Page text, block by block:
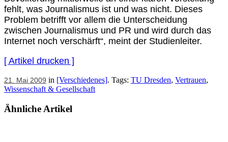
fehlt, was Journalismus ist und was nicht. Dieses
Problem betrifft vor allem die Unterscheidung
zwischen Journalismus und PR und wird durch das
Internet noch verschärft“, meint der Studienleiter.
[ Artikel drucken ]
21. Mai 2009 in [Verschiedenes]. Tags: TU Dresden, Vertrauen,
Wissenschaft & Gesellschaft
Ähnliche Artikel